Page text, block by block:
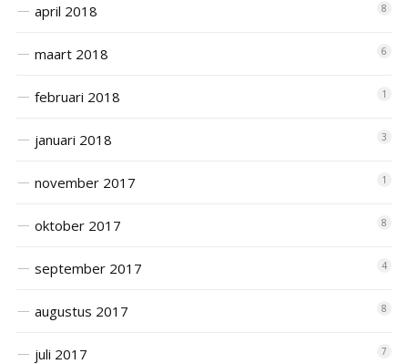
april 2018 8
maart 2018 6
februari 2018 1
januari 2018 3
november 2017 1
oktober 2017 8
september 2017 4
augustus 2017 8
juli 2017 7